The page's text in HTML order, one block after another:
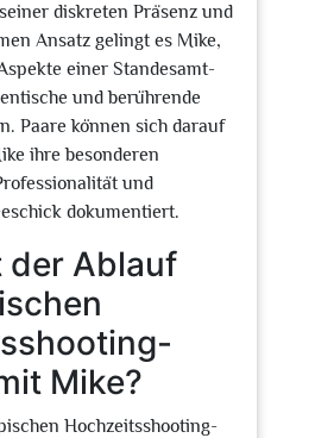
diskreten Präsenz und
Ansatz gelingt es Mike,
einer Standesamt-
und berührende
Paare können sich darauf
ihre besonderen
und
dokumentiert.
der Ablauf
Mike?
Hochzeitsshooting-